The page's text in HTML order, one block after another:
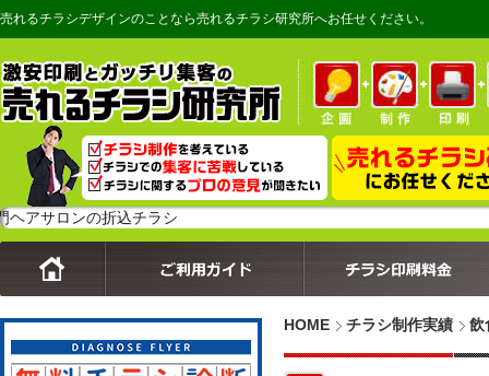
売れるチラシデザインのことなら売れるチラシ研究所へお任せください。
ンの折込チラシ
HOME チラシ制作実績 飲